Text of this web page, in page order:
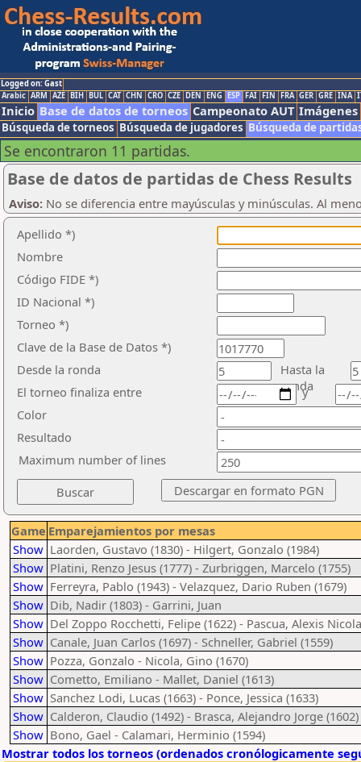
Logged on: Gast
Arabic ARM AZE BIH BUL CAT CHN CRO CZE DEN ENG ESP FAI FIN FRA GER GRE INA
Inicio Base de datos de torneos Campeonato AUT Imágenes
Búsqueda de torneos Búsqueda de jugadores Búsqueda de
Se encontraron 11 partidas.
Base de datos de partidas de Chess Results
Aviso: No se diferencia entre mayúsculas y minúsculas. Al
Apellido *)
Nombre
Código FIDE *)
ID Nacional *)
Torneo *)
Clave de la Base de Datos *)
Desde la ronda
Hasta la
ronda
El torneo finaliza entre
Color
Resultado
y
Maximum number of lines
Game Emparejamientos por mesas
Show Laorden, Gustavo (1830) - Hilgert, Gonzalo (1984)
Show Platini, Renzo Jesus (1777) - Zurbriggen, Marcelo (1755)
Show Ferreyra, Pablo (1943) - Velazquez, Dario Ruben (1679)
Show Dib, Nadir (1803) - Garrini, Juan
Show Del Zoppo Rocchetti, Felipe (1622) - Pascua, Alexis
Show Canale, Juan Carlos (1697) - Schneller, Gabriel (1559)
Show Pozza, Gonzalo - Nicola, Gino (1670)
Show Cometto, Emiliano - Mallet, Daniel (1613)
Show Sanchez Lodi, Lucas (1663) - Ponce, Jessica (1633)
Show Calderon, Claudio (1492) - Brasca, Alejandro Jorge (1602)
Show Bono, Gael - Calamari, Herminio (1594)
Mostrar todos los torneos (ordenados cronólogicamente